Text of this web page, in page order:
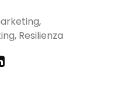
,
, Resilienza